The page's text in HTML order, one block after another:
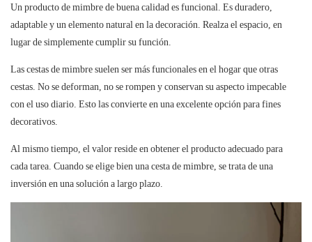
Un producto de mimbre de buena calidad es funcional. Es duradero,
adaptable y un elemento natural en la decoración. Realza el espacio, en
lugar de simplemente cumplir su función.
Las cestas de mimbre suelen ser más funcionales en el hogar que otras
cestas. No se deforman, no se rompen y conservan su aspecto impecable
con el uso diario. Esto las convierte en una excelente opción para fines
decorativos.
Al mismo tiempo, el valor reside en obtener el producto adecuado para
cada tarea. Cuando se elige bien una cesta de mimbre, se trata de una
inversión en una solución a largo plazo.